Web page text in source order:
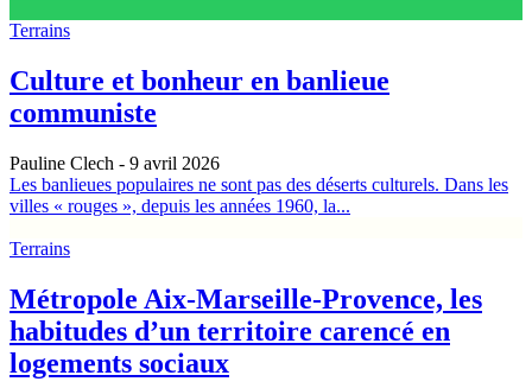
Terrains
Culture et bonheur en banlieue
communiste
Pauline Clech - 9 avril 2026
Les banlieues populaires ne sont pas des déserts culturels. Dans les
villes « rouges », depuis les années 1960, la...
Terrains
Métropole Aix-Marseille-Provence, les
habitudes d’un territoire carencé en
logements sociaux